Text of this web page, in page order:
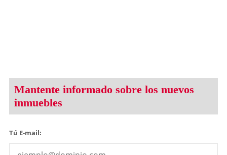
Mantente informado sobre los nuevos
inmuebles
Tú E-mail: